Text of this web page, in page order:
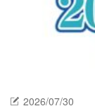
2026/07/30